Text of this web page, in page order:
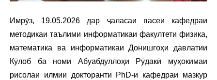
Имрӯз, 19.05.2026 дар ҷаласаи васеи кафедраи
методикаи таълими информатикаи факултети физика,
математика ва информатикаи Донишгоҳи давлатии
Кӯлоб ба номи Абуабдуллоҳи Рӯдакӣ муҳокимаи
рисолаи илмии докторанти PhD-и кафедраи мазкур